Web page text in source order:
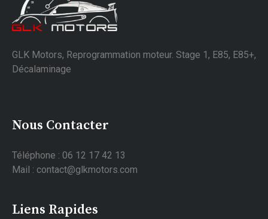
GLK Motors, Reprogrammation moteur. Stage 1, E85, E85+,
Décalaminage
Nous Contacter
Téléphone : 06 12 17 42 13
Mail : contact@glkmotors.com
Liens Rapides